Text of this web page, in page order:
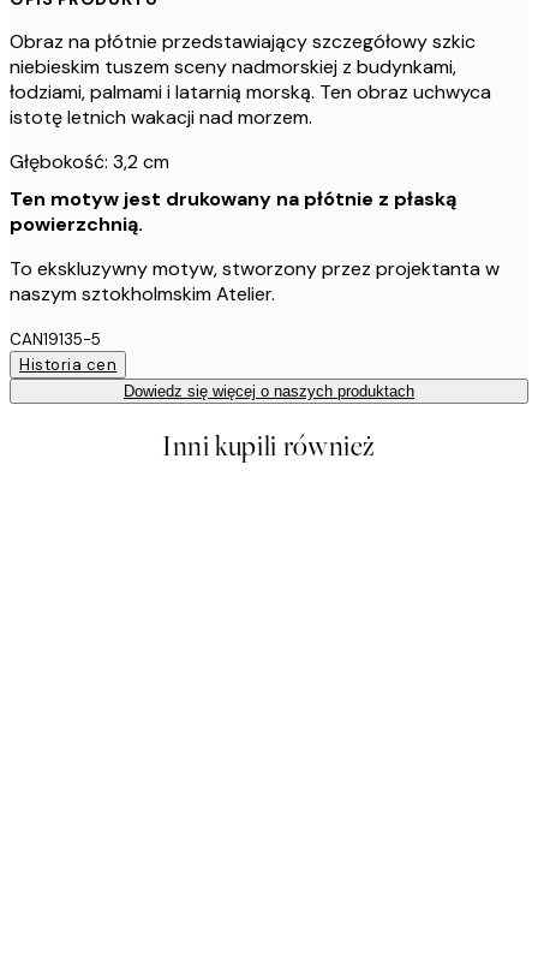
Obraz na płótnie przedstawiający szczegółowy szkic
niebieskim tuszem sceny nadmorskiej z budynkami,
łodziami, palmami i latarnią morską. Ten obraz uchwyca
istotę letnich wakacji nad morzem.
Głębokość: 3,2 cm
Ten motyw jest drukowany na płótnie z płaską
powierzchnią.
To ekskluzywny motyw, stworzony przez projektanta w
naszym sztokholmskim Atelier.
CAN19135-5
Historia cen
Dowiedz się więcej o naszych produktach
Inni kupili również